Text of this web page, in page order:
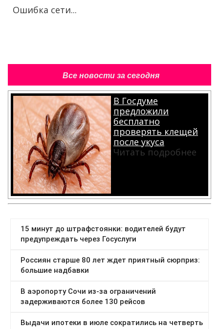
Ошибка сети...
Все новости за сегодня
В Госдуме
предложили
бесплатно
проверять клещей
после укуса
Читать подробнее